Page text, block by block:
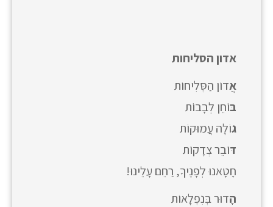
אדון הסליחות
אֲדוֹן הַסְּלִיחוֹת
בּוֹחֵן לְבָבוֹת
גּוֹלֶה עֲמוּקוֹת
דּוֹבֵר צְדָקוֹת
חָטָאנוּ לְפָנֶיךָ, רַחֵם עָלֵינוּ!
הָדוּר בְּנִפְלָאוֹת